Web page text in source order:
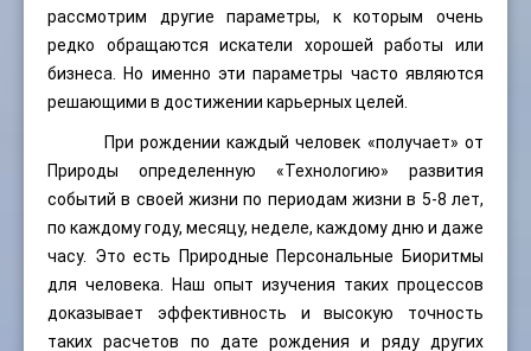
рассмотрим другие параметры, к которым очень
редко обращаются искатели хорошей работы или
бизнеса. Но именно эти параметры часто являются
решающими в достижении карьерных целей.
При рождении каждый человек «получает» от
Природы определенную «Технологию» развития
событий в своей жизни по периодам жизни в 5-8 лет,
по каждому году, месяцу, неделе, каждому дню и даже
часу. Это есть Природные Персональные Биоритмы
для человека. Наш опыт изучения таких процессов
доказывает эффективность и высокую точность
таких расчетов по дате рождения и ряду других